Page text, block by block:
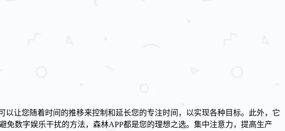
让您随着时间的推移来控制和延长您的专注时间，以实现各种目标。此外，它
数字娱乐干扰的方法，森林APP都是您的理想之选。集中注意力，提高生产